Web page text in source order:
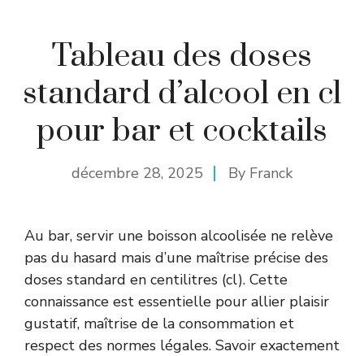
Tableau des doses
standard d’alcool en cl
pour bar et cocktails
décembre 28, 2025 By Franck
Au bar, servir une boisson alcoolisée ne relève
pas du hasard mais d’une maîtrise précise des
doses standard en centilitres (cl). Cette
connaissance est essentielle pour allier plaisir
gustatif, maîtrise de la consommation et
respect des normes légales. Savoir exactement